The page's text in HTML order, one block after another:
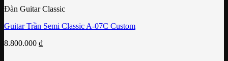
Đàn Guitar Classic
Guitar Trần Semi Classic A-07C Custom
8.800.000 ₫